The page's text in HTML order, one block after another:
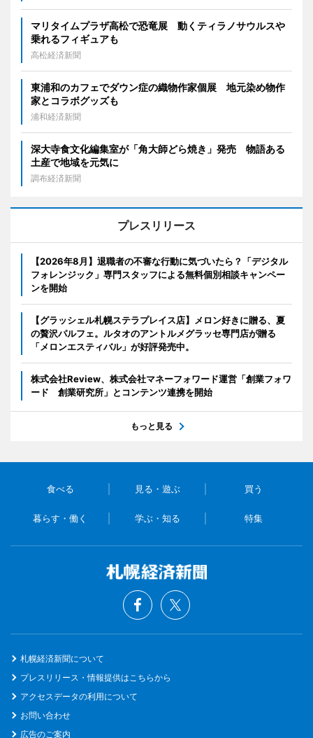
マリタイムプラザ高松で恐竜展 動くティラノサウルスや
乗れるフィギュアも
高松経済新聞
東浦和のカフェでダウン症の織物作家個展 地元染め物作
家とコラボグッズも
浦和経済新聞
深大寺食文化編集室が「角大師どら焼き」発売 物語ある
土産で地域を元気に
調布経済新聞
プレスリリース
【2026年8月】退職者の不審な行動に気づいたら？「デジタル
フォレンジック」専門スタッフによる無料個別相談キャンペー
ンを開始
【グラッシェル札幌ステラプレイス店】メロン好きに贈る、夏
の贅沢パルフェ。ルタオのアントルメグラッセ専門店が贈る
「メロンエスティバル」が好評発売中。
株式会社Review、株式会社マネーフォワード運営「創業フォワ
ード 創業研究所」とコンテンツ連携を開始
もっと見る
食べる 見る・遊ぶ 買う
暮らす・働く 学ぶ・知る 特集
札幌経済新聞について
プレスリリース・情報提供はこちらから
アクセスデータの利用について
お問い合わせ
広告のご案内